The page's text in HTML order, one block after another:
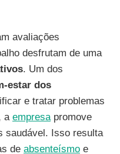
avaliações
desfrutam de uma
. Um dos
estar dos
e tratar problemas
a empresapromove
saudável. Isso resulta
de absenteísmo e